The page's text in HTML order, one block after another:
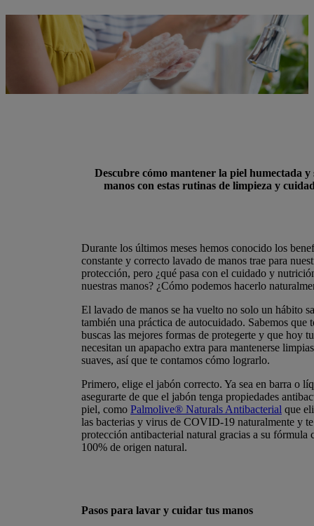
Descubre cómo mantener la piel humectada y
manos con estas rutinas de limpieza y
Durante los últimos meses hemos conocido los
constante y correcto lavado de manos trae para
protección, pero ¿qué pasa con el cuidado y
nuestras manos? ¿Cómo podemos hacerlo
El lavado de manos se ha vuelto no solo un hábito
también una práctica de autocuidado. Sabemos que
buscas las mejores formas de protegerte y que hoy
necesitan un apapacho extra para mantenerse
suaves, así que te contamos cómo lograrlo.
Primero, elige el jabón correcto. Ya sea en barra o
asegurarte de que el jabón tenga propiedades
piel, como Palmolive® Naturals Antibacterial que
las bacterias y virus de COVID-19 naturalmente y
protección antibacterial natural gracias a su fórmula
100% de origen natural.
Pasos para lavar y cuidar tus manos